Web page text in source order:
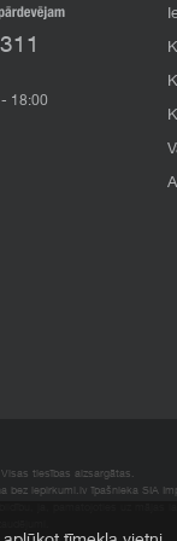
- 18:00
tiesības aizsargātas.
bez iepirkumi.lv īpašnieka SIA